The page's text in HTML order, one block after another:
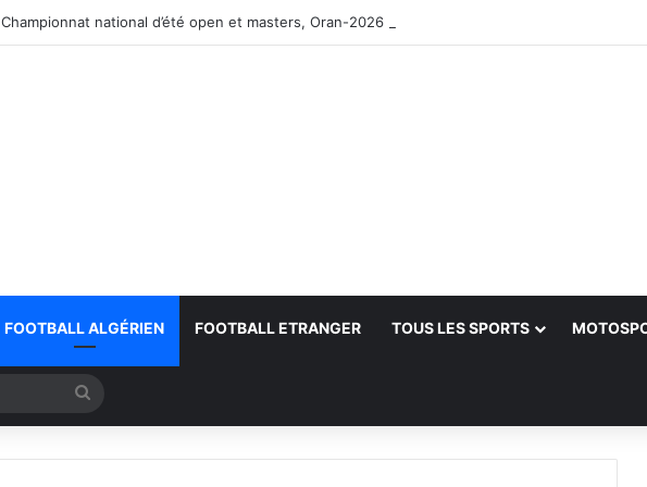
Championnat national d’été open et masters, Oran-2026 — Le CRB s’adjuge le titre
FOOTBALL ALGÉRIEN FOOTBALL ETRANGER TOUS LES SPORTS